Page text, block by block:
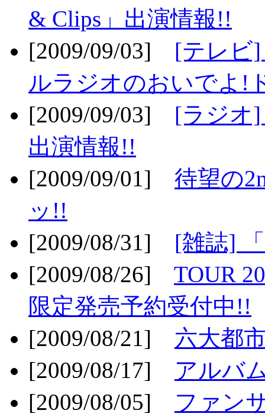
& Clips」出演情報!!
[2009/09/03] [テレビ
ルラジオのおいでよ!
[2009/09/03] [ラジオ]
出演情報!!
[2009/09/01] 待望の
ッ!!
[2009/08/31] [雑誌]
[2009/08/26] TOUR
限定発売予約受付中!!
[2009/08/21] 六大都
[2009/08/17] アルバ
[2009/08/05] ファン